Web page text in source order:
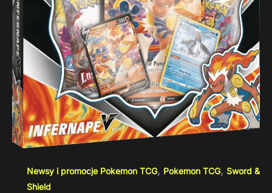
Newsy i promocje Pokemon TCG, Pokemon TCG, Sword &
Shield